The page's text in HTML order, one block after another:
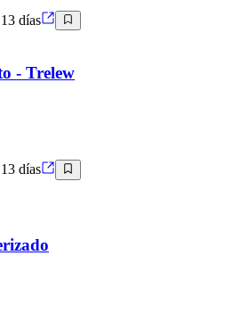
días
- Trelew
días